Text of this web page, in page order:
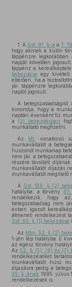
1. A Gst. 81. §-a a T.
hogy akinek a külön
táppénzre
napját követően
táppénz a
bekezdése egy kivételt
eltérően, ha a
jár, táppénzre
naptól jogosult.
A betegszabadságról
kimondja, hogy a
naptári évenként tíz
a (3) bekezdésben
munkáltató megfizetni.
Az Mt. vonatkozó
munkavállalót a
huszonöt munkanap
nem jár, a
részére távolléti
munkavállalót díjazás
munkavállalót megillető
A Gst. 159. § (2)
hatályba, a törvény
rendelkezik, hogy
betegszabadság nem
évben igazolt
átmeneti rendelkezést
Gst. 93. § (1) bekezdése
Az Mtm. 52. § (2)
1-jén lép hatályba. E
az egész törvény
Az 52. § (5), (6) és (7)
rendelkezéseket
munkavállalót húsz
díjazásra pedig a
39. §-ának 1995. július
rendelkezések is.